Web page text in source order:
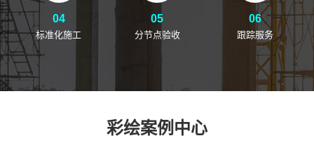
04
标准化施工
05
分节点验收
06
跟踪服务
彩绘案例中心